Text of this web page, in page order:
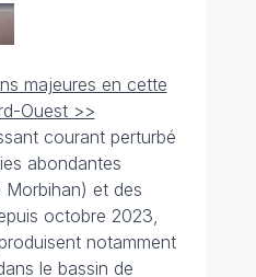
majeures en cette
Ouest >>
courant perturbé
abondantes
Morbihan) et des
octobre 2023,
notamment
le bassin de